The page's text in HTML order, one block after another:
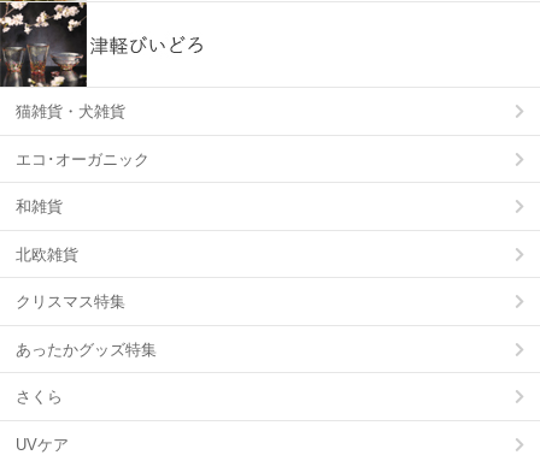
猫雑貨・犬雑貨
エコ･オーガニック
和雑貨
北欧雑貨
クリスマス特集
あったかグッズ特集
さくら
UVケア